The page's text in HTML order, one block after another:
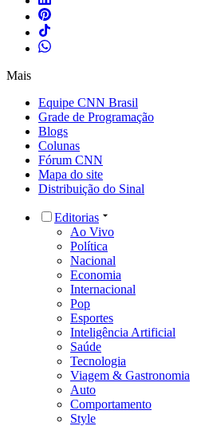
Mais
Equipe CNN Brasil
Grade de Programação
Blogs
Colunas
Fórum CNN
Mapa do site
Distribuição do Sinal
Editorias
Ao Vivo
Política
Nacional
Economia
Internacional
Pop
Esportes
Inteligência Artificial
Saúde
Tecnologia
Viagem & Gastronomia
Auto
Comportamento
Style